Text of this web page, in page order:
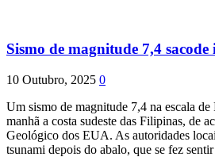
Sismo de magnitude 7,4
10 Outubro, 2025 0
Um sismo de magnitude 7,4 na escala de
manhã a costa sudeste das Filipinas, de
Geológico dos EUA. As autoridades
tsunami depois do abalo, que se fez sentir